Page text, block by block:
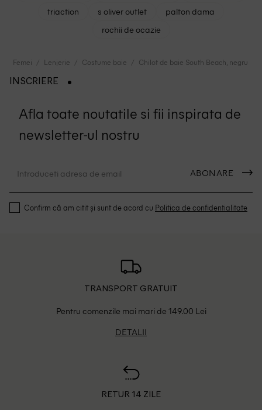
triaction
s oliver outlet
palton dama
rochii de ocazie
Femei Lenjerie Costume baie Chilot de baie South Beach, negru
INSCRIERE
Afla toate noutatile si fii inspirata de
newsletter-ul nostru
ABONARE
Confirm că am citit și sunt de acord cu Politica de confidentialitate
TRANSPORT GRATUIT
Pentru comenzile mai mari de 149.00 Lei
DETALII
RETUR 14 ZILE